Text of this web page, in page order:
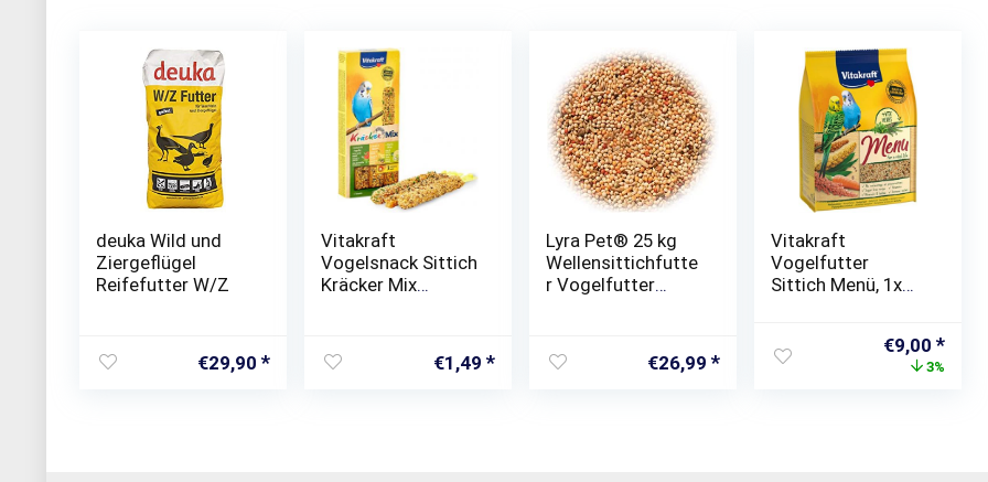
deuka Wild und
Ziergeflügel
Reifefutter W/Z
€29,90
Vitakraft
Vogelsnack Sittich
Kräcker Mix
€1,49
Lyra Pet® 25 kg
Wellensittichfutte
r Vogelfutter
Wellensittich
Vögel Körner€26,99
Vitakraft
Vogelfutter
Sittich Menü, 1x
Preis
€9,00
Preis
3%